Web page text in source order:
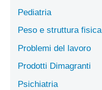
Pediatria
Peso e struttura fisica
Problemi del lavoro
Prodotti Dimagranti
Psichiatria